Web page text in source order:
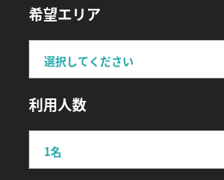
希望エリア
利用人数